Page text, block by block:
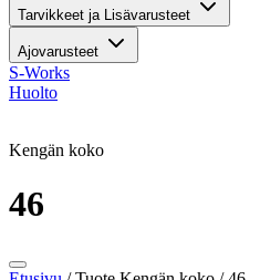
Tarvikkeet ja Lisävarusteet
Ajovarusteet
S-Works
Huolto
Kengän koko
46